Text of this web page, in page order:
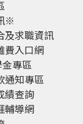
※
及求職資訊
費入口網
專區
通知專區
績查詢
輔導網